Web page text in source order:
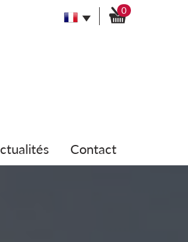
0
actualités contact